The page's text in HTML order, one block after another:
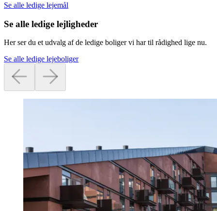
Se alle ledige lejemål
Se alle ledige lejligheder
Her ser du et udvalg af de ledige boliger vi har til rådighed lige nu.
Se alle ledige lejeboliger